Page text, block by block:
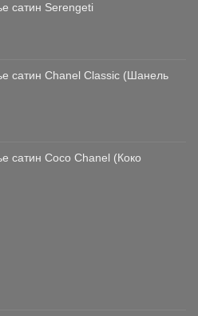
сатин Serengeti
сатин Chanel Classic (Шанель
сатин Coco Chanel (Коко